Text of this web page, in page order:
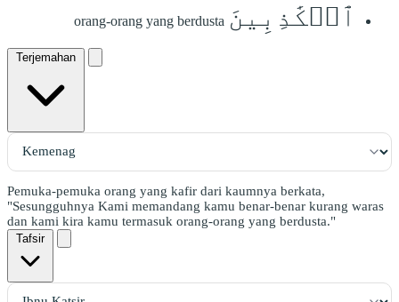
ٱلۡكَٰذِبِينَ orang-orang yang berdusta
Terjemahan
Pemuka-pemuka orang yang kafir dari kaumnya berkata,
"Sesungguhnya Kami memandang kamu benar-benar kurang waras
dan kami kira kamu termasuk orang-orang yang berdusta."
Tafsir